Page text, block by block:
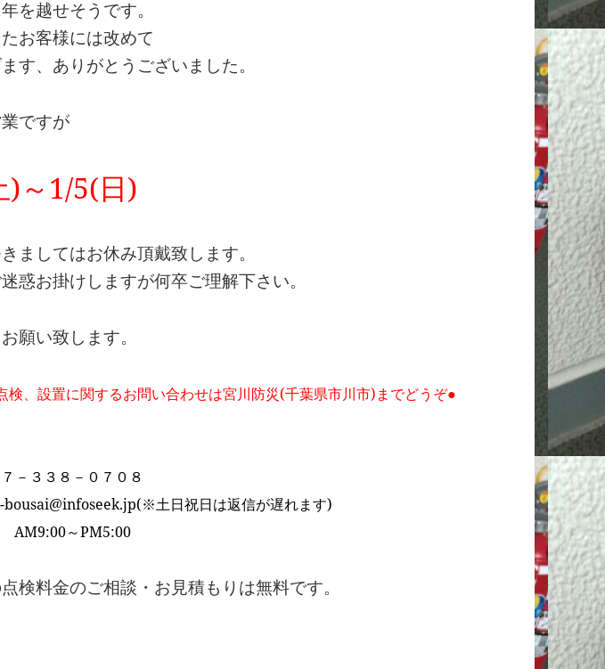
を越せそうです。
お客様には改めて
す、ありがとうございました。
ですが
)～1/5(日)
ましてはお休み頂戴致します。
惑お掛けしますが何卒ご理解下さい。
願い致します。
検、設置に関するお問い合わせは宮川防災(千葉県市川市)までどうぞ●
－３３８－０７０８
土日祝日は返信が遅れます)
～PM5:00
検料金のご相談・お見積もりは無料です。